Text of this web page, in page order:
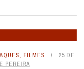
, FILMES
25 DE
PEREIRA